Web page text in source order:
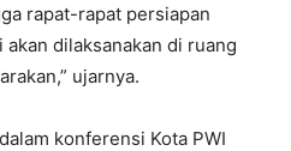
rapat-rapat persiapan
dilaksanakan di ruang
ujarnya.
konferensi Kota PWI